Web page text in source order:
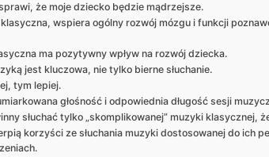
że moje dziecko będzie mądrzejsze.
wspiera ogólny rozwój mózgu i funkcji
ma pozytywny wpływ na rozwój dziecka.
jest kluczowa, nie tylko bierne słuchanie.
tym lepiej.
głośność i odpowiednia długość sesji
słuchać tylko „skomplikowanej” muzyki klasycznej,
korzyści ze słuchania muzyki dostosowanej do ich